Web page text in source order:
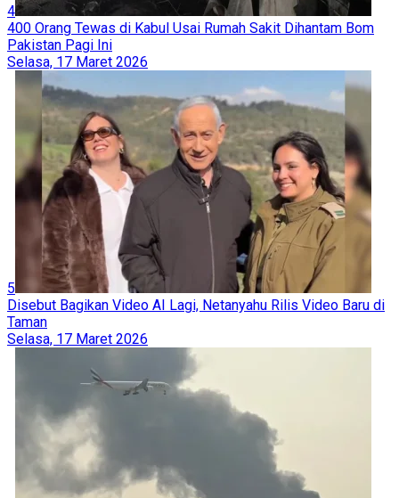
Disebut Bagikan Video AI Lagi, Netanyahu Rilis Video Baru di
Taman
Selasa, 17 Maret 2026
Brigade Al-Qassam Rilis Rekaman Komandan Lapangan
Ahmad Al-Qamari: Bertahan 50 Malam di Dalam Terowongan
Selasa, 7 Juli 2026